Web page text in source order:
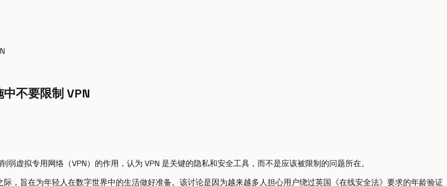
不要限制 VPN
虚拟专用网络（VPN）的作用，认为 VPN 是关键的隐私和安全工具，而不是应该被限制的问题所在。
，旨在为年轻人在数字世界中的生活做好准备。该讨论是因为越来越多人担心用户绕过英国《在线安全法》要求的年龄验证